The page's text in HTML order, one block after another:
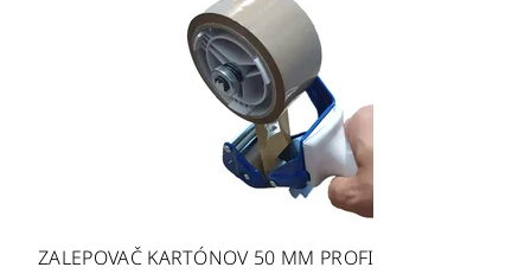
ZALEPOVAČ KARTÓNOV 50 MM PROFI